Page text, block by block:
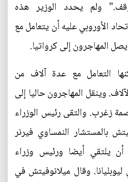
ولم يحدد الوزير هذه
الأوروبي عليه أن يتعامل مع
المهاجرون إلى كرواتيا.
التعامل مع عدة آلاف من
وينقل المهاجرون حاليا إلى
زغرب. والتقى رئيس الوزراء
بالمستشار النمساوي فيرنر
أن يلتقي أيضا ورئيس وزراء
وقال ميلانوفيتش في